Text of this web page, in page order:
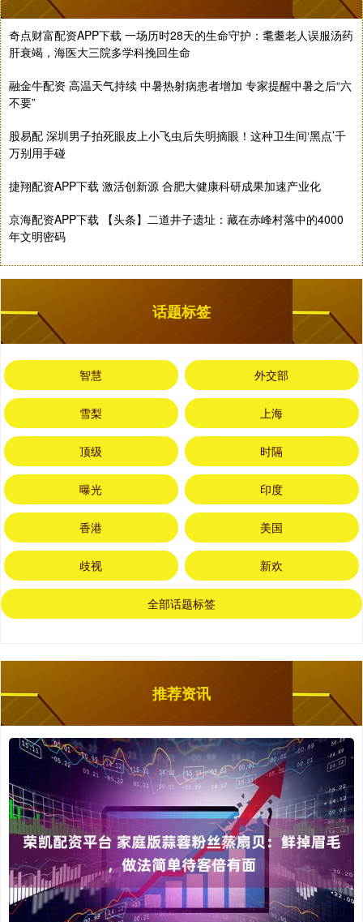
奇点财富配资APP下载 一场历时28天的生命守护：耄耋老人误服汤药
肝衰竭，海医大三院多学科挽回生命
融金牛配资 高温天气持续 中暑热射病患者增加 专家提醒中暑之后“六
不要”
股易配 深圳男子拍死眼皮上小飞虫后失明摘眼！这种卫生间‘黑点’千
万别用手碰
捷翔配资APP下载 激活创新源 合肥大健康科研成果加速产业化
京海配资APP下载 【头条】二道井子遗址：藏在赤峰村落中的4000
年文明密码
话题标签
智慧 外交部
雪梨 上海
顶级 时隔
曝光 印度
香港 美国
歧视 新欢
全部话题标签
推荐资讯